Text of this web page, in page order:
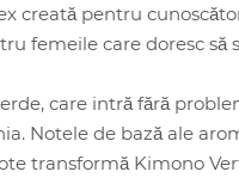
creată pentru
femeile care doresc
care intră fără
Notele de bază ale
transformă Kimono